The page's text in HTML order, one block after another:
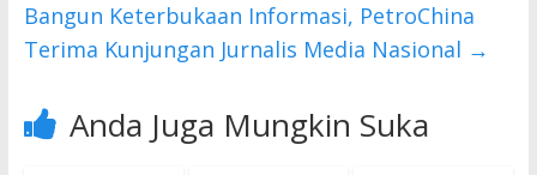
Bangun Keterbukaan Informasi, PetroChina
Terima Kunjungan Jurnalis Media Nasional →
Anda Juga Mungkin Suka